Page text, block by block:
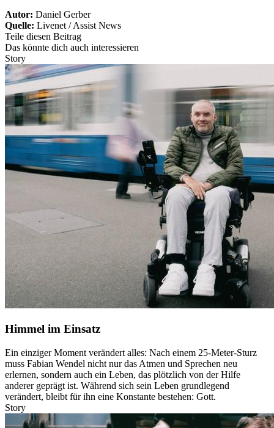
Autor: Daniel Gerber
Quelle: Livenet / Assist News
Teile diesen Beitrag
Das könnte dich auch interessieren
Story
Himmel im Einsatz
Ein einziger Moment verändert alles: Nach einem 25-Meter-Sturz
muss Fabian Wendel nicht nur das Atmen und Sprechen neu
erlernen, sondern auch ein Leben, das plötzlich von der Hilfe
anderer geprägt ist. Während sich sein Leben grundlegend
verändert, bleibt für ihn eine Konstante bestehen: Gott.
Story